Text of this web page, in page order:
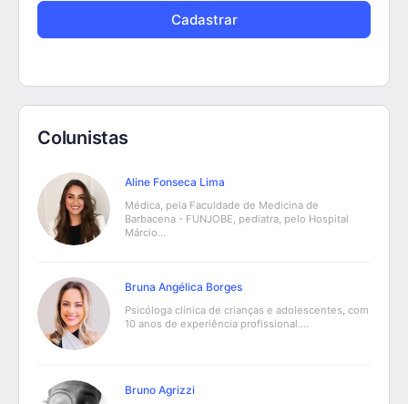
Colunistas
Aline Fonseca Lima
Médica, pela Faculdade de Medicina de
Barbacena - FUNJOBE, pediatra, pelo Hospital
Márcio…
Bruna Angélica Borges
Psicóloga clínica de crianças e adolescentes, com
10 anos de experiência profissional.…
Bruno Agrizzi